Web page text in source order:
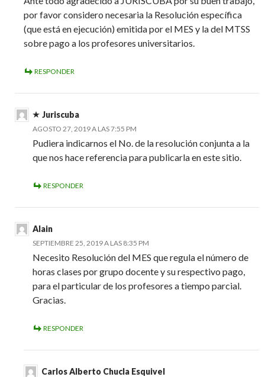
por favor considero necesaria la Resolución específica
(que está en ejecución) emitida por el MES y la del MTSS
sobre pago a los profesores universitarios.
RESPONDER
Juriscuba
AGOSTO 27, 2019 A LAS 7:55 PM
Pudiera indicarnos el No. de la resolución conjunta a la
que nos hace referencia para publicarla en este sitio.
RESPONDER
Alain
SEPTIEMBRE 25, 2019 A LAS 8:35 PM
Necesito Resolución del MES que regula el número de
horas clases por grupo docente y su respectivo pago,
para el particular de los profesores a tiempo parcial.
Gracias.
RESPONDER
Carlos Alberto Chucla Esquivel